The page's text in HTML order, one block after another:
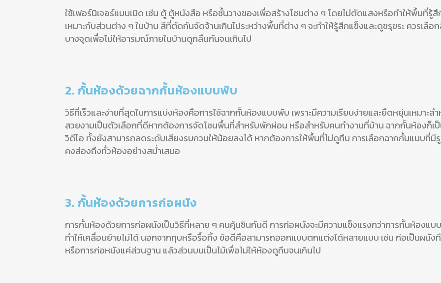
ใช้เฟอร์นิเจอร์แบบเปิด เช่น ตู้ ตู้หนังสือ หรือชั้นวางของเพื่อสร้างโซนต่าง ๆ โดยไม่ตัดแสงหรือทำให้พื้นที่รู้
เหมาะกับส่วนต่าง ๆ ในบ้าน สีที่ตัดกันจัดจ้านเกินไประหว่างพื้นที่ต่าง ๆ จะทำให้รู้สึกแข็งและดูขรุขระ ควรเลื
บางจุดเพื่อไม่ให้อารมณ์ภายในบ้านดูกลืนกันจนเกินไป
2. กั้นห้องด้วยฉากกั้นห้องแบบพับ
วิธีที่เร็วและง่ายที่สุดในการแบ่งห้องคือการใช้ฉากกั้นห้องแบบพับ เพราะมีความเรียบง่ายและยืดหยุ่นเหมาะ
สวยงามเป็นตัวเลือกที่ดีหากต้องการจัดโซนพื้นที่สำหรับพักผ่อน หรือสำหรับคนทำงานที่บ้าน ฉากกั้นห้องก็เ
วิดีโอ ทั้งยังสามารถลดระดับเสียงรบกวนให้น้อยลงได้ หากต้องการให้พื้นที่ไม่ดูทึบ การเลือกฉากกั้นแบบที่มี
คงส่องถึงทั่วห้องอย่างสม่ำเสมอ
3. กั้นห้องด้วยการก่อผนัง
การกั้นห้องด้วยการก่อผนังเป็นวิธีที่หลาย ๆ คนคุ้นชินกันดี การก่อผนังจะมีความแข็งแรงกว่าการกั้นห้องแบ
ทำให้เคลื่อนย้ายไม่ได้ นอกจากทุบหรือรื้อทิ้ง ข้อดีคือสามารถออกแบบตกแต่งได้หลายแบบ เช่น ก่อเป็นผนั
หรือการก่อหนังแค่ส่วนฐาน แล้วส่วนบนเป็นไม้เพื่อไม่ให้ห้องดูทึบจนเกินไป